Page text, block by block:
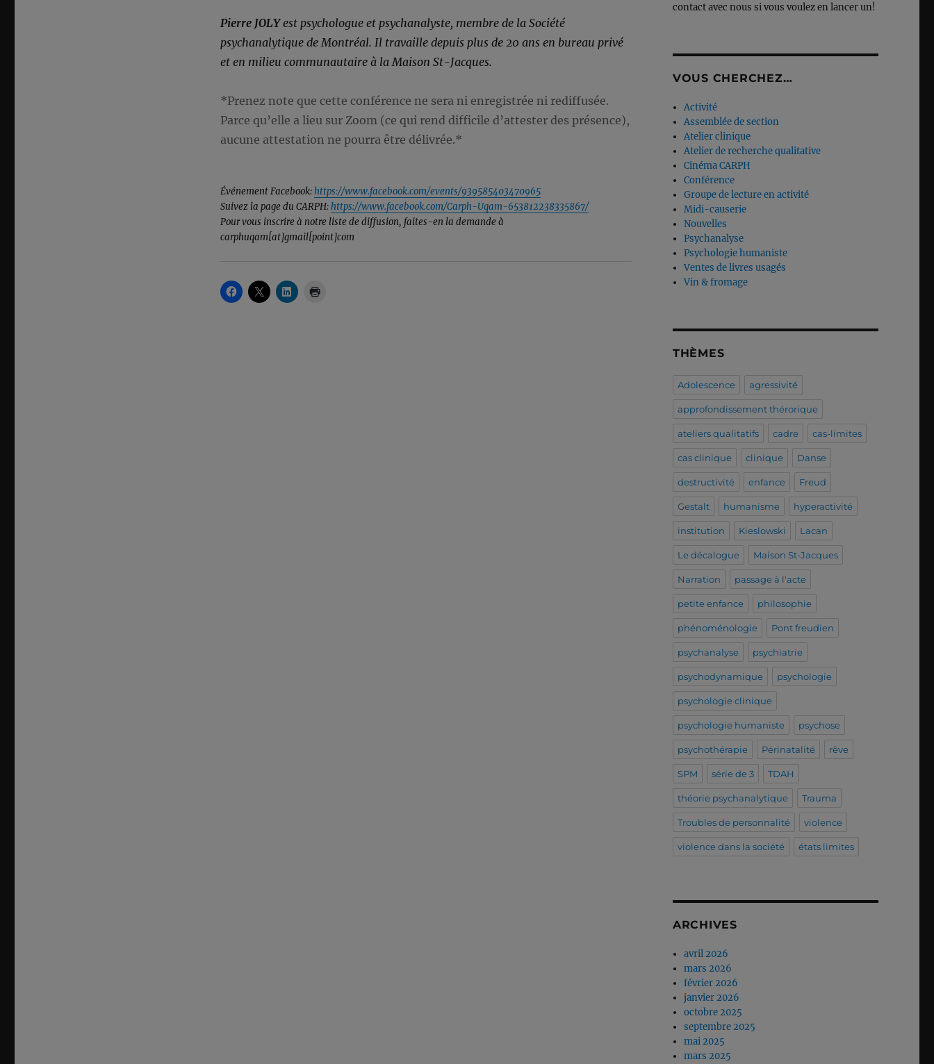
Pierre JOLYest psychologue et psychanalyste, membre de la Société
psychanalytique de Montréal. Il travaille depuis plus de 20 ans en bureau privé
et en milieu communautaire à la Maison St-Jacques.
*Prenez note que cette conférence ne sera ni enregistrée ni rediffusée.
Parce qu’elle a lieu sur Zoom (ce qui rend difficile d’attester des présence),
aucune attestation ne pourra être délivrée.*
Événement Facebook:https://www.facebook.com/events/939585403470965
Suivez la page du CARPH:https://www.facebook.com/Carph-Uqam-653812238335867/
Pour vous inscrire à notre liste de diffusion, faites-en la demande à
carphuqam[at]gmail[point]com
contact avec nous si vous voulez en lancer un!
VOUS CHERCHEZ…
Activité
Assemblée de section
Atelier clinique
Atelier de recherche qualitative
Cinéma CARPH
Conférence
Groupe de lecture en activité
Midi-causerie
Nouvelles
Psychanalyse
Psychologie humaniste
Ventes de livres usagés
Vin & fromage
THÈMES
Adolescence agressivité
approfondissement thérorique
ateliers qualitatifs cadre cas-limites
cas clinique clinique Danse
destructivité enfance Freud
Gestalt humanisme hyperactivité
institution Kieslowski Lacan
Le décalogue Maison St-Jacques
Narration passage à l'acte
petite enfance philosophie
phénoménologie Pont freudien
psychanalyse psychiatrie
psychodynamique psychologie
psychologie clinique
psychologie humaniste psychose
psychothérapie Périnatalité rêve
SPM série de 3 TDAH
théorie psychanalytique Trauma
Troubles de personnalité violence
violence dans la société états limites
ARCHIVES
avril 2026
mars 2026
février 2026
janvier 2026
octobre 2025
septembre 2025
mai 2025
mars 2025